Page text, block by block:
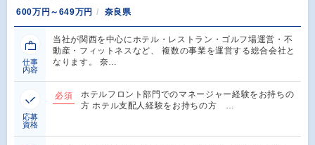
600万円～649万円
奈良県
仕事
内容
当社が関西を中心にホテル・レストラン・ゴルフ場運営・不
動産・フィットネスなど、 複数の事業を運営する総合会社と
なります。 奈…
応募
資格
必須
ホテルフロント部門でのマネージャー経験をお持ちの
方 ホテル支配人経験をお持ちの方 …